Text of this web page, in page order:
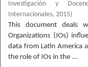
Investigación y
Internacionales, 2015)
This document deals
Organizations (IOs)
data from Latin America
the role of IOs in the ...